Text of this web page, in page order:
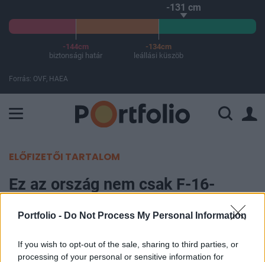
Portfolio - Do Not Process My Personal Information
If you wish to opt-out of the sale, sharing to third parties, or
processing of your personal or sensitive information for
-131 cm
-144cm
biztonsági határ
-134cm
leállási küszöb
Forrás: OVF, HAEA
ELŐFIZETŐI TARTALOM
Ez az ország nem csak F-16-
kiképzést is megszervezné az
ukránoknak